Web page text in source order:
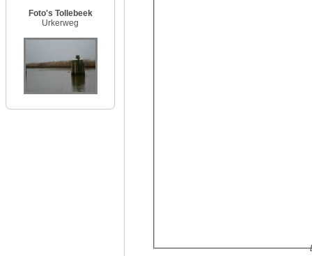
Foto's Tollebeek
Urkerweg